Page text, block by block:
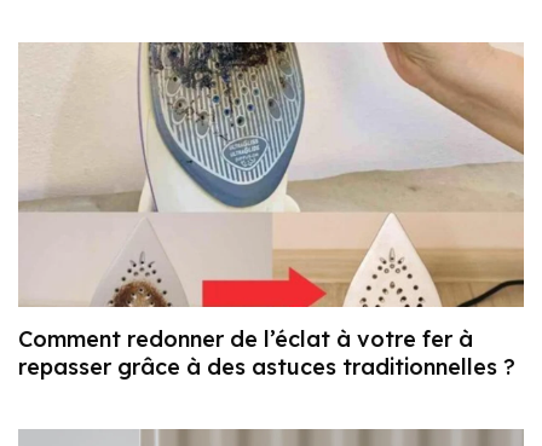
Comment redonner de l’éclat à votre fer à
repasser grâce à des astuces traditionnelles ?